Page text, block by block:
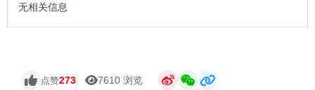
无相关信息
点赞273 7610 浏览